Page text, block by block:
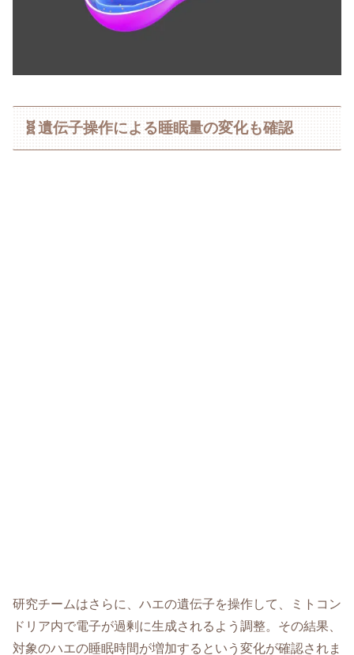
🧬遺伝子操作による睡眠量の変化も確認
研究チームはさらに、ハエの遺伝子を操作して、ミトコン
ドリア内で電子が過剰に生成されるよう調整。その結果、
対象のハエの睡眠時間が増加するという変化が確認されま